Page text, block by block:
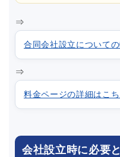
⇒
合同会社設立について
⇒
料金ページの詳細はこち
会社設立時に必要